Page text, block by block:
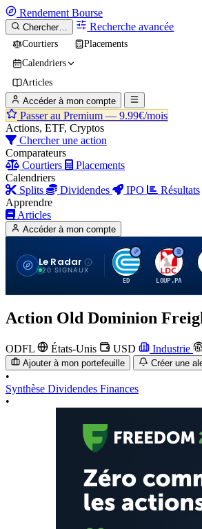
Rendement Bourse
Chercher… Recherche avancée
Courtiers
Placements
Calendriers
Articles
Accéder à mon compte
Passer au Premium — 9.99€/mois
Actions, ETF, Cryptos
Chercher une action
Comparateurs
Courtiers
Placements
Calendriers
Splits
Dividendes IPO
Résultats
Apprendre
Articles
Accéder à mon compte
Le Radar
20 SIGNAUX
C
ED
L
LOUP.PA
Action Old Dominion
ODFL États-Unis USD Industrie
Ajouter à mon portefeuille Créer une
•
Synthèse Dividendes Finances
•